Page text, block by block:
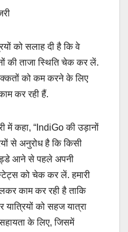
को सलाह दी है कि वे
की ताजा स्थिति चेक कर लें.
को कम करने के लिए
कर रही हैं.
में कहा, “IndiGo की उड़ानों
से अनुरोध है कि किसी
आने से पहले अपनी
को चेक कर लें. हमारी
काम कर रही है ताकि
को सहज यात्रा
के लिए, जिसमें